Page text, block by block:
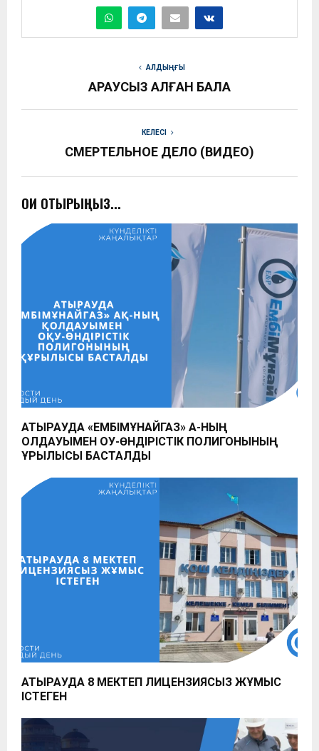
АЛДЫҢҒЫ
ҚАРАУСЫЗ ҚАЛҒАН БАЛА
КЕЛЕСІ
СМЕРТЕЛЬНОЕ ДЕЛО (ВИДЕО)
ОҚИ ОТЫРЫҢЫЗ...
АТЫРАУДА «ЕМБІМҰНАЙГАЗ» АҚ-НЫҢ
ҚОЛДАУЫМЕН ОҚУ-ӨНДІРІСТІК ПОЛИГОНЫНЫҢ
ҚҰРЫЛЫСЫ БАСТАЛДЫ
АТЫРАУДА 8 МЕКТЕП ЛИЦЕНЗИЯСЫЗ ЖҰМЫС
ІСТЕГЕН